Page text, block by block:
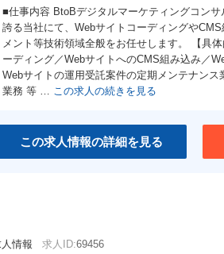
社員食堂あり 禁
オフィスがきれい 駅5
20代活躍の職場 30
スポーツジム有り ユ
■仕事内容 BtoBデジタルマーケティングコン
誇る当社にて、Webサイトコーディングや
メント等技術領域全般をお任せします。 【具
ーディング／WebサイトへのCMS組み込み／
Webサイトの運用受託案件の定期メンテナン
業務 等 … この求人の続きを見る
この求人情報の詳細を見る
情報 求人ID:69456